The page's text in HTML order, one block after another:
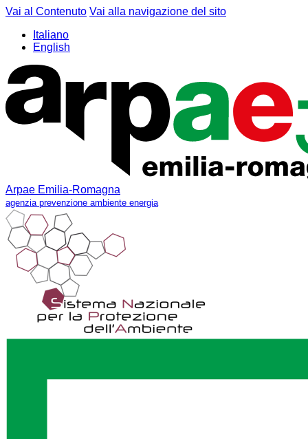
Vai al Contenuto Vai alla navigazione del sito
Italiano
English
Arpae Emilia-Romagna
agenzia prevenzione ambiente energia